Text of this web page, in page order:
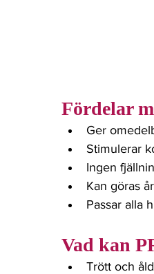
Fördelar
Ger
Stimulerar
Ingen
Kan göras
Passar alla
Vad kan
Trött och